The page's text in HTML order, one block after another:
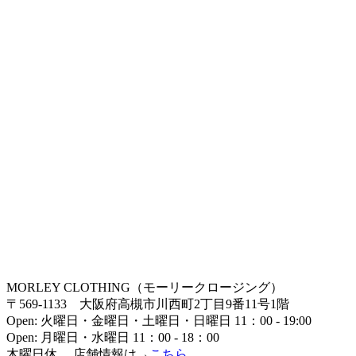
MORLEY CLOTHING（モーリークロージング）
〒569-1133 大阪府高槻市川西町2丁目9番11号1階
Open: 火曜日・金曜日・土曜日・日曜日 11：00 - 19:00
Open: 月曜日・水曜日 11：00 - 18：00